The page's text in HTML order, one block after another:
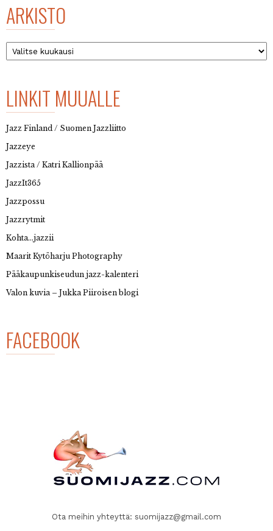
ARKISTO
Arkisto
LINKIT MUUALLE
Jazz Finland / Suomen Jazzliitto
Jazzeye
Jazzista / Katri Kallionpää
JazzIt365
Jazzpossu
Jazzrytmit
Kohta…jazzii
Maarit Kytöharju Photography
Pääkaupunkiseudun jazz-kalenteri
Valon kuvia – Jukka Piiroisen blogi
FACEBOOK
Ota meihin yhteyttä: suomijazz@gmail.com